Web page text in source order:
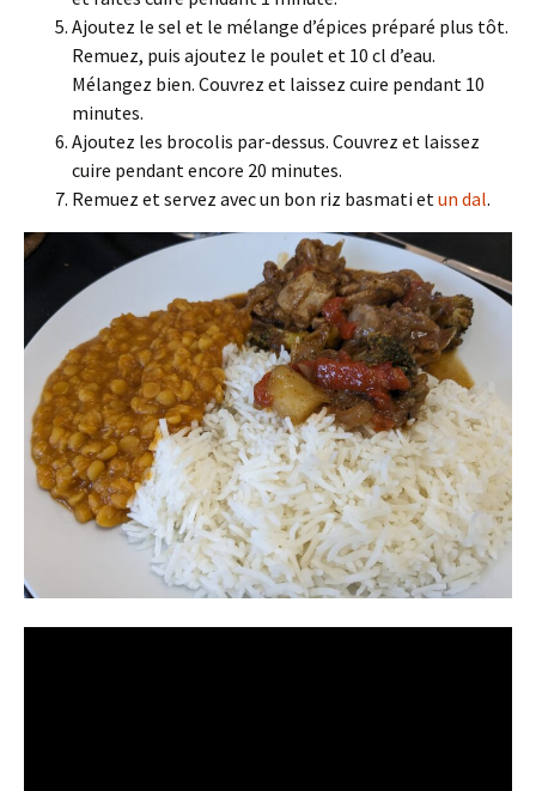
Ajoutez le sel et le mélange d’épices préparé plus tôt.
Remuez, puis ajoutez le poulet et 10 cl d’eau.
Mélangez bien. Couvrez et laissez cuire pendant 10
minutes.
Ajoutez les brocolis par-dessus. Couvrez et laissez
cuire pendant encore 20 minutes.
Remuez et servez avec un bon riz basmati et un dal.